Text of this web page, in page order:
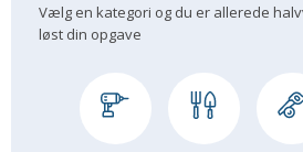
Om Materialer
Tips Og Tricks
Vælg en kategori og du er allerede
løst din opgave